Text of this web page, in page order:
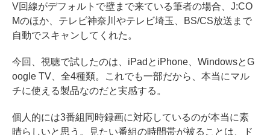
V回線がデフォルトで壁まで来ている筆者の場合、J:CO
Mのほか、テレビ神奈川やテレビ埼玉、BS/CS放送まで
自動でスキャンしてくれた。
今回、視聴で試したのは、iPadとiPhone、WindowsとG
oogle TV、全4種類。これでも一部だから、本当にマル
チに使える製品なのだと実感する。
個人的には3番組同時録画に対応しているのが本当に素
晴らしいと思う。見たい番組の時間帯が被ることは、ド